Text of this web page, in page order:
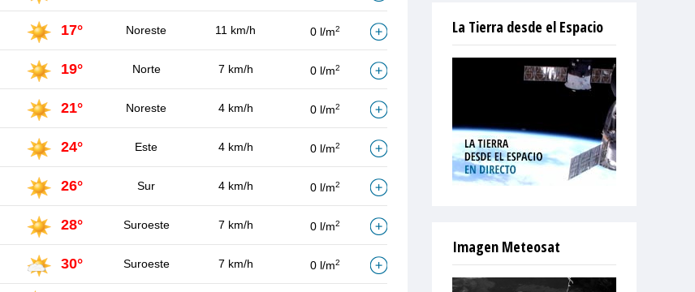
17° Noreste 11 km/h 0 l/m2
19° Norte 7 km/h 0 l/m2
21° Noreste 4 km/h 0 l/m2
24° Este 4 km/h 0 l/m2
26° Sur 4 km/h 0 l/m2
28° Suroeste 7 km/h 0 l/m2
30° Suroeste 7 km/h 0 l/m2
La Tierra desde el Espacio
Imagen Meteosat